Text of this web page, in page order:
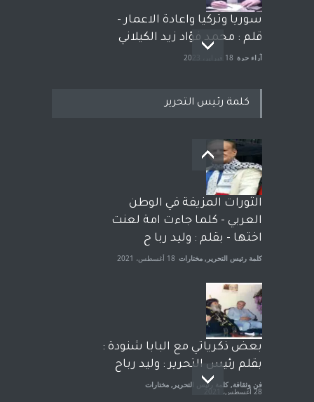
سوريا وتركيا واعادة الاعمار -
قلم : محمد فؤاد زيد الكيلاني
آراء حرة 18 فبراير، 2023
بعد معارك قضائية طاحنة كتب
وترافع فيها بنفسه مرة اخرى..
الشيخ طارق يوسف يقهر
الحكومة الأمريكية ، فأعطوه
الجنسية عن يد وهم صاغرون،
آراء حرة مختارات 7 أبريل، 2023
كلمة رئيس التحرير
الثورات المزيفة في الوطن
العربي - كلما جاءت امة لعنت
اختها - بقلم : وليد ربا ح
كلمة رئيس التحرير , مختارات 18 أغسطس، 2021
بعض ذكرياتي مع البابا شنودة :
بقلم رئيس التحرير : وليد رباح
فن وثقافة, كلمة رئيس التحرير , مختارات
28 أغسطس، 2021